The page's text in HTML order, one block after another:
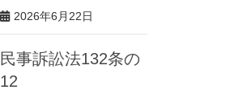
2026年6月22日
民事訴訟法132条の
12